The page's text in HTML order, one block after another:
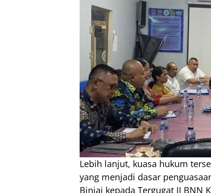
Lebih lanjut, kuasa hukum
yang menjadi dasar
Binjai kepada Tergugat II BNN